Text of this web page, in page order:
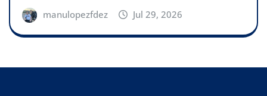
manulopezfdez Jul 29, 2026